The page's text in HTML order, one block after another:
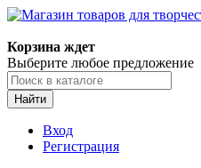
Корзина ждет
Выберите любое предложение
Найти
Вход
Регистрация